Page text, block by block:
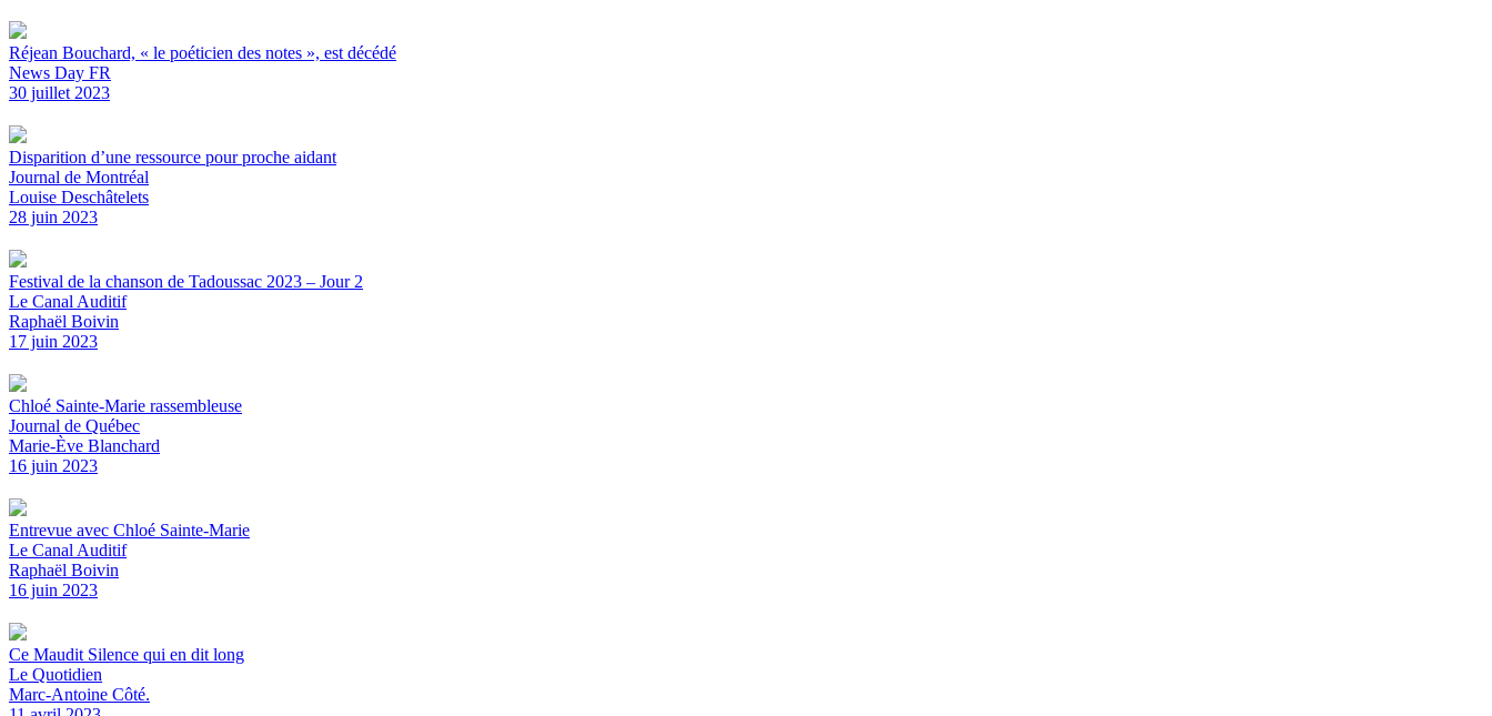
Réjean Bouchard, « le poéticien des notes », est décédé
News Day FR
30 juillet 2023
Disparition d’une ressource pour proche aidant
Journal de Montréal
Louise Deschâtelets
28 juin 2023
Festival de la chanson de Tadoussac 2023 – Jour 2
Le Canal Auditif
Raphaël Boivin
17 juin 2023
Chloé Sainte-Marie rassembleuse
Journal de Québec
Marie-Ève Blanchard
16 juin 2023
Entrevue avec Chloé Sainte-Marie
Le Canal Auditif
Raphaël Boivin
16 juin 2023
Ce Maudit Silence qui en dit long
Le Quotidien
Marc-Antoine Côté.